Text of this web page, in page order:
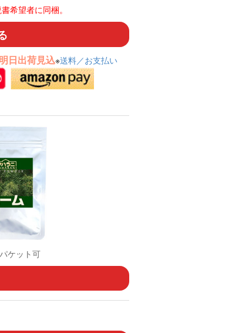
希望者に同梱。
明日出荷見込※送料／お支払い
ケット可